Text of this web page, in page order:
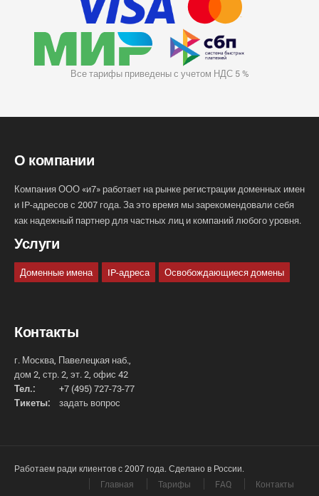
Все тарифы приведены с учетом НДС 5 %
О компании
Компания ООО «и7» работает на рынке регистрации доменных имен
и IP-адресов с 2007 года. За это время мы зарекомендовали себя
как надежный партнер для частных лиц и компаний любого уровня.
Услуги
Доменные имена IP-адреса Освобождающиеся домены
Контакты
г. Москва, Павелецкая наб.,
дом 2, стр. 2, эт. 2, офис 42
Тел.:
+7 (495) 727-73-77
Тикеты:
задать вопрос
Работаем ради клиентов с 2007 года. Сделано в России.
Главная
Тарифы FAQ Контакты